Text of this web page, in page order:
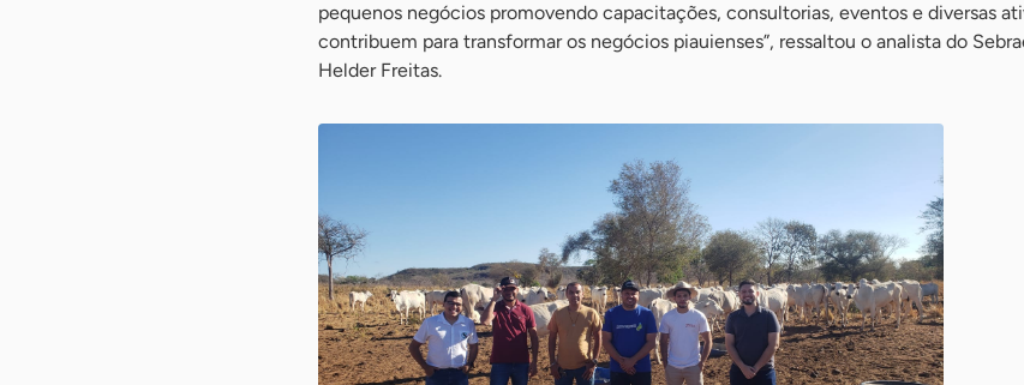
pequenos negócios promovendo capacitações, consultorias, eventos e diversas
contribuem para transformar os negócios piauienses”, ressaltou o analista do
Helder Freitas.